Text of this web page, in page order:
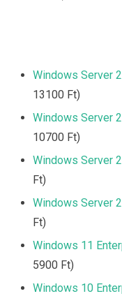
Windows Server
13100 Ft)
Windows Server
10700 Ft)
Windows Server
Ft)
Windows Server
Ft)
Windows 11
5900 Ft)
Windows 10